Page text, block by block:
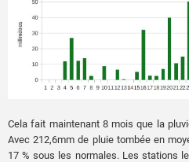
Cela fait maintenant 8 mois que la
Avec 212,6mm de pluie tombée en
17 % sous les normales. Les stations